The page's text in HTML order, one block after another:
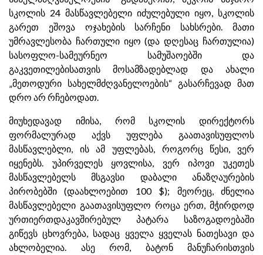
სკოლის 24 მასწავლებელი იძულებული იყო, სკოლის
გარეთ ეშოვა ოჯახების სარჩენი სახსრები. მათი
უმრავლესობა ჩართული იყო (და დღესაც ჩართულია)
სასოფლო-სამეურნეო სამუშაოებში და
გაკვეთილებისათვის მოსამზადებლად და ახალი
„მეთოდური სახელმძღვანელოების“ გასარჩევად მათ
დრო არ რჩებოდათ.
მიუხედავად იმისა, რომ სკოლის დირექტორს
ფორმალურად აქვს უფლება გაათავისუფლოს
მასწავლებლი, ის ამ უფლებას, როგორც წესი, ვერ
იყენებს. უპირველეს ყოვლისა, ვერ იპოვი უკეთეს
მასწავლებელს მსგავსი დაბალი ანაზღაურების
პირობებში (დაახლოებით 100 $); მეორეც, ძნელია
მასწავლებელი გაათავისუფლო როცა ერთ, მჭირდოდ
ურთიერთდაკავშირებულ პატარა საზოგადოებაში
გიწევს ცხოვრება, სადაც ყველა ყველას ნათესავი და
ახლობელია. ასე რომ, ბატონ მანუჩარისთვის